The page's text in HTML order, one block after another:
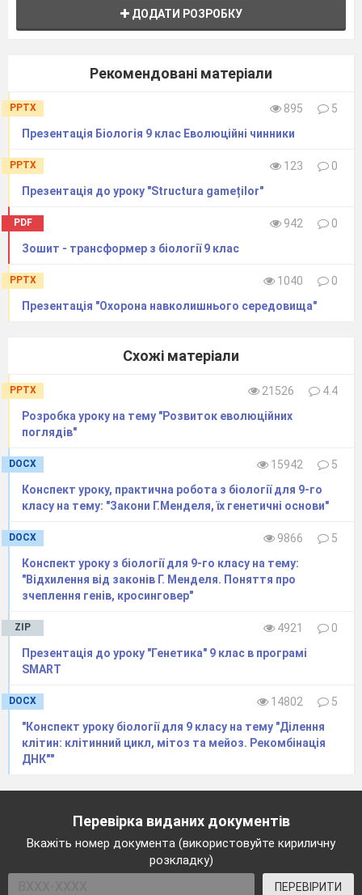
ДОДАТИ РОЗРОБКУ
Рекомендовані матеріали
PPTX 895
5
Презентація Біологія 9 клас Еволюційні чинники
PPTX 123
0
Презентація до уроку "Structura gameților"
PDF 942
0
Зошит - трансформер з біології 9 клас
PPTX 1040
0
Презентація "Охорона навколишнього середовища"
Схожі матеріали
PPTX 21526
4.4
Розробка уроку на тему "Розвиток еволюційних
поглядів"
DOCX 15942
5
Конспект уроку, практична робота з біології для 9-го
класу на тему: "Закони Г.Менделя, їх генетичні основи"
DOCX 9866
5
Конспект уроку з біології для 9-го класу на тему:
"Відхилення від законів Г. Менделя. Поняття про
зчеплення генів, кросинговер"
ZIP 4921
0
Презентація до уроку "Генетика" 9 клас в програмі
SMART
DOCX 14802
5
"Конспект уроку біології для 9 класу на тему "Ділення
клітин: клітинний цикл, мітоз та мейоз. Рекомбінація
ДНК""
Перевірка виданих документів
Вкажіть номер документа (використовуйте кириличну
розкладку)
ПЕРЕВІРИТИ